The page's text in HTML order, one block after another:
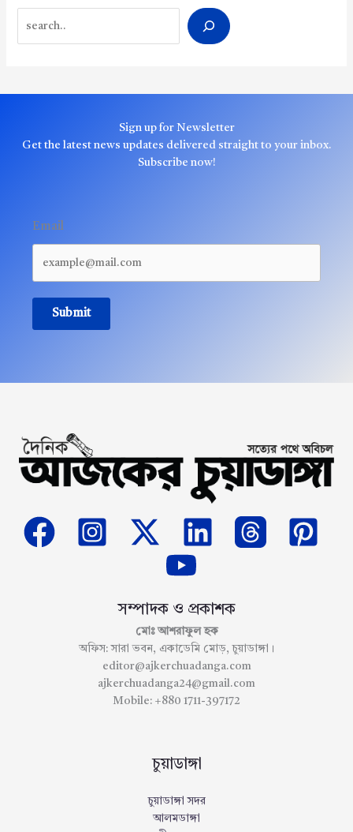
Sign up for Newsletter
Get the latest news updates delivered straight to your inbox.
Subscribe now!
Email
Submit
সম্পাদক ও প্রকাশক
মোঃ আশরাফুল হক
অফিস: সারা ভবন, একাডেমি মোড়, চুয়াডাঙ্গা।
editor@ajkerchuadanga.com
ajkerchuadanga24@gmail.com
Mobile: +880 1711-397172
চুয়াডাঙ্গা
চুয়াডাঙ্গা সদর
আলমডাঙ্গা